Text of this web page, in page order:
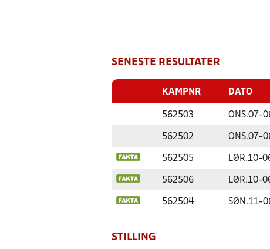
SENESTE RESULTATER
KAMPNR DATO
562503 ONS.07-
562502 ONS.07-
562505 LØR.10-
562506 LØR.10-
562504 SØN.11-
STILLING